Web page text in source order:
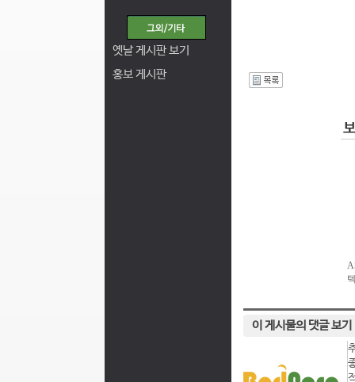
옛날 게시판 보기
홍보 게시판
이 게시물의 댓글 보기